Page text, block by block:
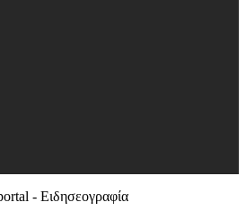
- Ειδησεογραφία